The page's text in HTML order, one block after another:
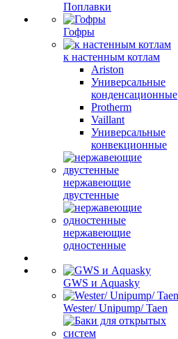
Поплавки
Гофры
к настенным котлам
Ariston
Универсальные
конденсационные
Protherm
Vaillant
Универсальные
конвекционные
нержавеющие
двустенные
нержавеющие
одностенные
GWS и Aquasky
Wester/ Unipump/ Taen